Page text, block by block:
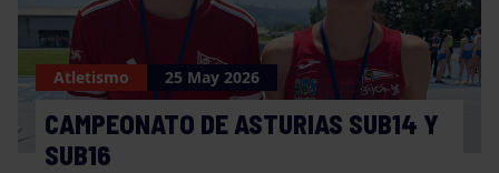
Atletismo 25 May 2026
CAMPEONATO DE ASTURIAS SUB14 Y
SUB16